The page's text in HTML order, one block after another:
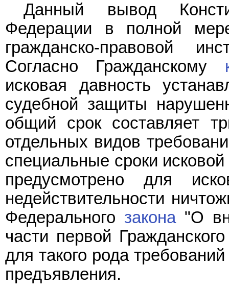
Данный вывод
Федерации в полной
гражданско-правовой
Согласно Гражданскому
исковая давность
судебной защиты
общий срок составляет
отдельных видов
специальные сроки
предусмотрено для
недействительности
Федерального закона"О
части первой
для такого рода
предъявления.